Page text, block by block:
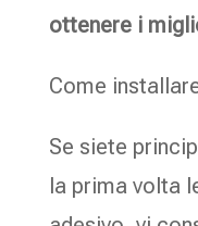
ottenere i
Come
Se siete
la prima volta